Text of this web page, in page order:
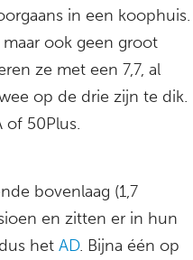
in een koophuis.
ook geen groot
ze met een 7,7, al
op de drie zijn te dik.
of 50Plus.
bovenlaag (1,7
en zitten er in hun
het AD. Bijna één op